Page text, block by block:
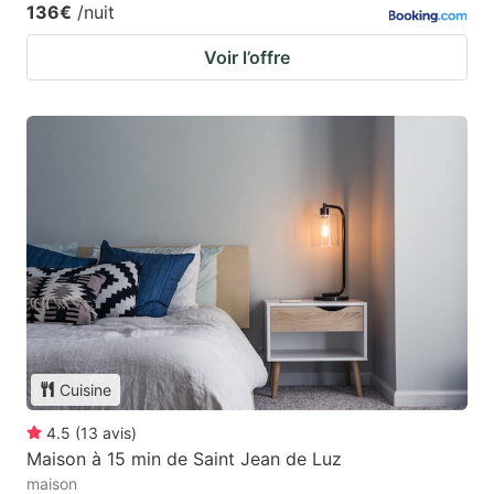
136€ /nuit
Voir l’offre
Cuisine
4.5 (13 avis)
Maison à 15 min de Saint Jean de Luz
maison